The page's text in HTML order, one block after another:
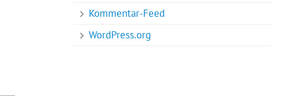
Kommentar-Feed
WordPress.org